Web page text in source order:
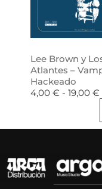
Lee Brown y
Atlantes –
Hackeado
4,00 € - 19,00 €